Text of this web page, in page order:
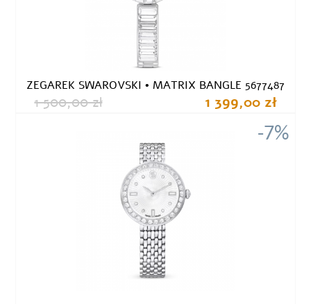
ZEGAREK SWAROVSKI • MATRIX BANGLE 5677487
1 500,00 zł 1 399,00 zł
-7%